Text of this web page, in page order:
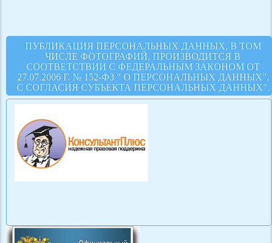
ПУБЛИКАЦИЯ ПЕРСОНАЛЬНЫХ ДАННЫХ, В ТОМ
ЧИСЛЕ ФОТОГРАФИЙ, ПРОИЗВОДИТСЯ В
СООТВЕТСТВИИ С ФЕДЕРАЛЬНЫМ ЗАКОНОМ ОТ
27.07.2006 Г. № 152-ФЗ " О ПЕРСОНАЛЬНЫХ ДАННЫХ",
С СОГЛАСИЯ СУБЪЕКТА ПЕРСОНАЛЬНЫХ ДАННЫХ".